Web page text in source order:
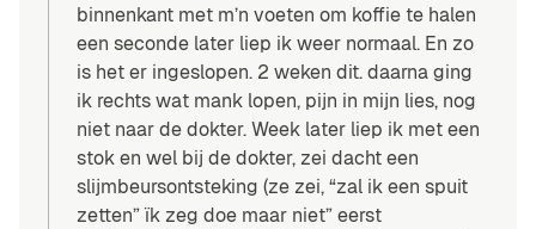
binnenkant met m’n voeten om koffie te halen
een seconde later liep ik weer normaal. En zo
is het er ingeslopen. 2 weken dit. daarna ging
ik rechts wat mank lopen, pijn in mijn lies, nog
niet naar de dokter. Week later liep ik met een
stok en wel bij de dokter, zei dacht een
slijmbeursontsteking (ze zei, “zal ik een spuit
zetten” ïk zeg doe maar niet” eerst